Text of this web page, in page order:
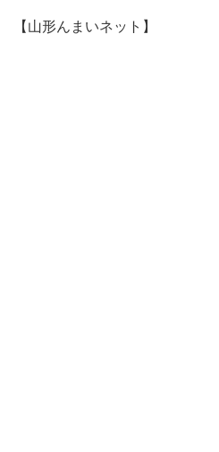
【山形んまいネット】